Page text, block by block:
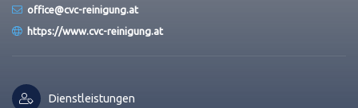
office@cvc-reinigung.at
https://www.cvc-reinigung.at
Dienstleistungen